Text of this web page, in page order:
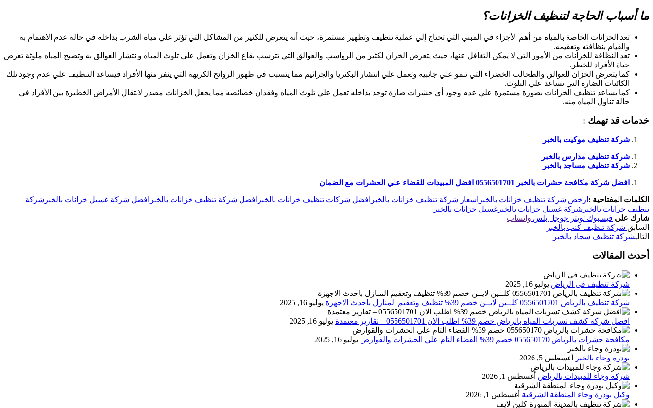
ما أسباب الحاجة لتنظيف الخزانات؟
تعد الخزانات الخاصة بالمياه من أهم الأجزاء في المبني التي تحتاج إلي عملية تنظيف وتطهير مستمرة، حيث أنه يتعرض للكثير من المشاكل التي تؤثر علي مياه الشرب بداخله في حالة عدم الاهتمام به
والقيام بنظافته وتعقيمه.
تعد النظافة للخزانات من الأمور التي لا يمكن التغافل عنها، حيث يتعرض الخزان لكثير من الرواسب والعوالق التي تترسب بقاع الخزان وتعمل علي تلوث المياه وانتشار العوالق به وتصبح المياه ملوثة تعرض
حياة الأفراد للخطر.
كما يتعرض الخزان للعوالق والطحالب الخضراء التي تنمو علي جانبيه وتعمل علي انتشار البكتريا والجراثيم مما يتسبب في ظهور الروائح الكريهة التي ينفر منها الأفراد فيساعد التنظيف علي عدم وجود تلك
الكائنات الضارة التي تساعد علي التلوث.
كما يساعد تنظيف الخزانات بصورة مستمرة علي عدم وجود أي حشرات ضارة توجد بداخله تعمل علي تلوث المياه وفقدان خصائصه مما يجعل الخزانات مصدر لانتقال الأمراض الخطيرة بين الأفراد في
حالة تناول المياه منه.
خدمات قد تهمك :
شركة تنظيف موكيت بالخبر
شركة تنظيف مدارس بالخبر
شركة تنظيف مساجد بالخبر
افضل شركة مكافحة حشرات بالخبر 0556501701 افضل المبيدات للقضاء علي الحشرات مع الضمان
الكلمات المفتاحية : ارخص شركة تنظيف خزانات بالخبر اسعار شركة تنظيف خزانات بالخبر افضل شركات تنظيف خزانات بالخبر افضل شركة تنظيف خزانات بالخبر افضل شركة غسيل خزانات بالخبر شركة
تنظيف خزانات بالخبر شركة غسيل خزانات بالخبر غسيل خزانات بالخبر
شارك على فيسبوك تويتر جوجل بلس واتساب
السابق شركة تنظيف كنب بالخبر
التاليشركة تنظيف سجاد بالخبر
أحدث المقالات
شركة تنظيف فى الرياض يوليو 16, 2025
شركة تنظيف بالرياض 0556501701 كلــين لايــن خصم 39% تنظيف وتعقيم المنازل باحدث الاجهزة يوليو 16, 2025
افضل شركة كشف تسربات المياه بالرياض خصم 39% اطلب الان 0556501701‬‏ – تقارير معتمدة يوليو 16, 2025
مكافحة حشرات بالرياض 055650170 خصم 39% القضاء التام علي الحشرات والقوارض يوليو 16, 2025
بودرة وجاء بالخبر أغسطس 5, 2026
شركة وجاء للمبيدات بالرياض أغسطس 1, 2026
وكيل بودرة وجاء المنطقة الشرقية أغسطس 1, 2026